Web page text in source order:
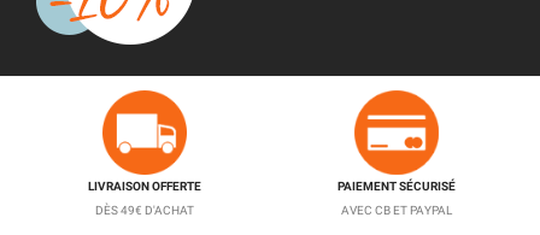
LIVRAISON OFFERTE
DÈS 49€ D'ACHAT
PAIEMENT SÉCURISÉ
AVEC CB ET PAYPAL